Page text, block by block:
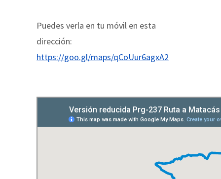
Puedes verla en tu móvil en esta
dirección:
https://goo.gl/maps/qCoUur6agxA2